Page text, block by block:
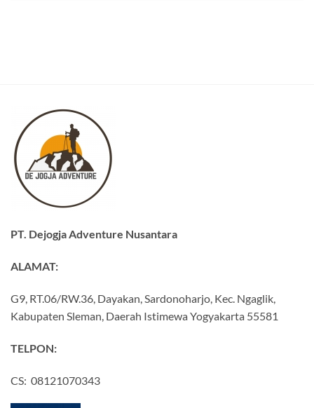
PT. Dejogja Adventure Nusantara
ALAMAT:
G9, RT.06/RW.36, Dayakan, Sardonoharjo, Kec. Ngaglik,
Kabupaten Sleman, Daerah Istimewa Yogyakarta 55581
TELPON:
CS: 08121070343